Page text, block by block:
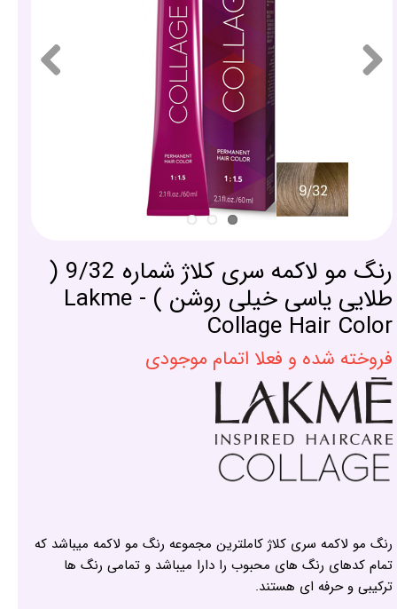
رنگ مو لاکمه سری کلاژ شماره 9/32 (
طلایی یاسی خیلی روشن ) - Lakme
Collage Hair Color
فروخته شده و فعلا اتمام موجودی
رنگ مو لاکمه سری کلاژ کاملترین مجموعه رنگ مو لاکمه میباشد که
تمام کدهای رنگ های محبوب را دارا میباشد و تمامی رنگ ها
ترکیبی و حرفه ای هستند.